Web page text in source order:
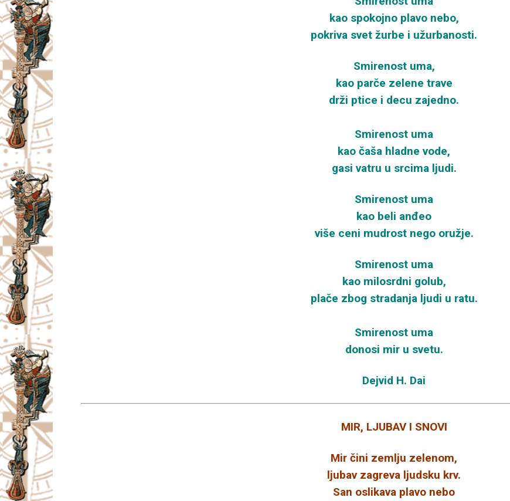
kao spokojno plavo nebo,
pokriva svet žurbe i užurbanosti.
Smirenost uma,
kao parče zelene trave
drži ptice i decu zajedno.
Smirenost uma
kao čaša hladne vode,
gasi vatru u srcima ljudi.
Smirenost uma
kao beli anđeo
više ceni mudrost nego oružje.
Smirenost uma
kao milosrdni golub,
plače zbog stradanja ljudi u ratu.
Smirenost uma
donosi mir u svetu.
Dejvid H. Dai
MIR, LJUBAV I SNOVI
Mir čini zemlju zelenom,
ljubav zagreva ljudsku krv.
San oslikava plavo nebo